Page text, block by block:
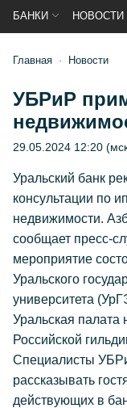
БАНКИ НОВОСТИ
Главная Новости
УБРиР
29.05.2024 12:20
Уральский банк
консультации по
недвижимости.
сообщает пресс-
мероприятие
Уральского
университета
Уральская
Российской
Специалисты
рассказывать
действующих в